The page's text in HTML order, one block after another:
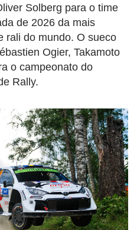
Solberg para o time
de 2026 da mais
rali do mundo. O sueco
Ogier, Takamoto
o campeonato do
Rally.